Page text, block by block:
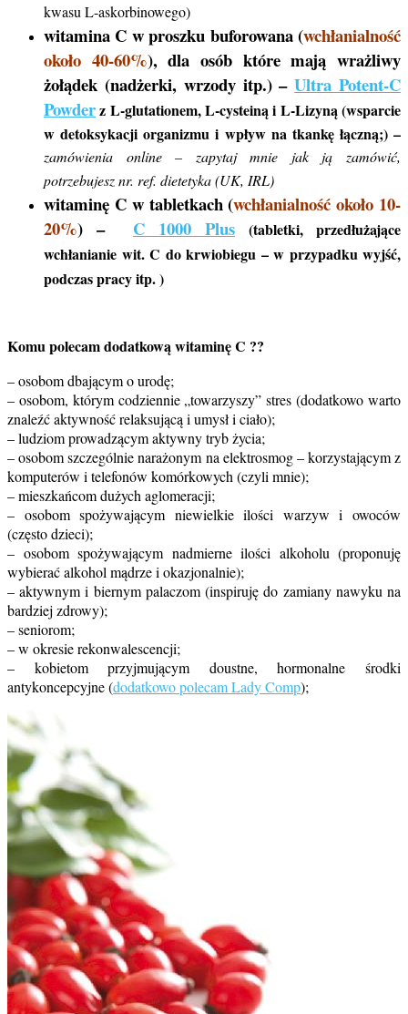
kwasu L-askorbinowego)
witamina C w proszku buforowana (wchłanialność
około 40-60%), dla osób które mają wrażliwy
żołądek (nadżerki, wrzody itp.) –Ultra Potent-C
Powderz L-glutationem, L-cysteiną i L-Lizyną (wsparcie
w detoksykacji organizmu i wpływ na tkankę łączną;) –
zamówienia online – zapytaj mnie jak ją zamówić,
potrzebujesz nr. ref. dietetyka (UK, IRL)
witaminę C w tabletkach (wchłanialność około 10-
20%) – C 1000 Plus
(tabletki, przedłużające
wchłanianie wit. C do krwiobiegu – w przypadku wyjść,
podczas pracy itp. )
Komu polecam dodatkową witaminę C ??
– osobom dbającym o urodę;
– osobom, którym codziennie „towarzyszy” stres (dodatkowo warto
znaleźć aktywność relaksującą i umysł i ciało);
– ludziom prowadzącym aktywny tryb życia;
– osobom szczególnie narażonym na elektrosmog – korzystającym z
komputerów i telefonów komórkowych (czyli mnie);
– mieszkańcom dużych aglomeracji;
– osobom spożywającym niewielkie ilości warzyw i owoców
(często dzieci);
– osobom spożywającym nadmierne ilości alkoholu (proponuję
wybierać alkohol mądrze i okazjonalnie);
– aktywnym i biernym palaczom (inspiruję do zamiany nawyku na
bardziej zdrowy);
– seniorom;
– w okresie rekonwalescencji;
– kobietom przyjmującym doustne, hormonalne środki
antykoncepcyjne (dodatkowo polecam Lady Comp);